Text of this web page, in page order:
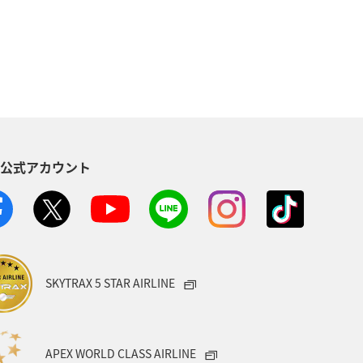
式アカウント
SKYTRAX 5 STAR AIRLINE
APEX WORLD CLASS AIRLINE